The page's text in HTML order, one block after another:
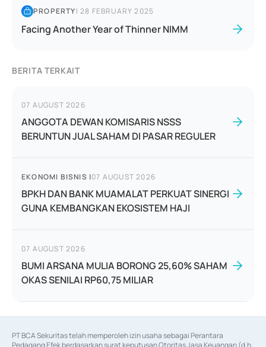
PROPERTY|28 FEBRUARY 2025
Facing Another Year of Thinner NIMM
BERITA TERKAIT
07 AUGUST 2026
ANGGOTA DEWAN KOMISARIS NSSS
BERUNTUN JUAL SAHAM DI PASAR REGULER
EKONOMI BISNIS |07 AUGUST 2026
BPKH DAN BANK MUAMALAT PERKUAT SINERGI
GUNA KEMBANGKAN EKOSISTEM HAJI
07 AUGUST 2026
BUMI ARSANA MULIA BORONG 25,60% SAHAM
OKAS SENILAI RP60,75 MILIAR
PT BCA Sekuritas telah memperoleh izin usaha sebagai Perantara
Pedagang Efek berdasarkan surat keputusan Otoritas Jasa Keuangan (d.h